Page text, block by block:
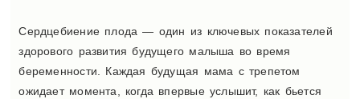
Сердцебиение плода — один из ключевых показателей
здорового развития будущего малыша во время
беременности. Каждая будущая мама с трепетом
ожидает момента, когда впервые услышит, как бьется